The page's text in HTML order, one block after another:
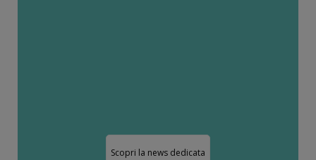
Scopri la news dedicata